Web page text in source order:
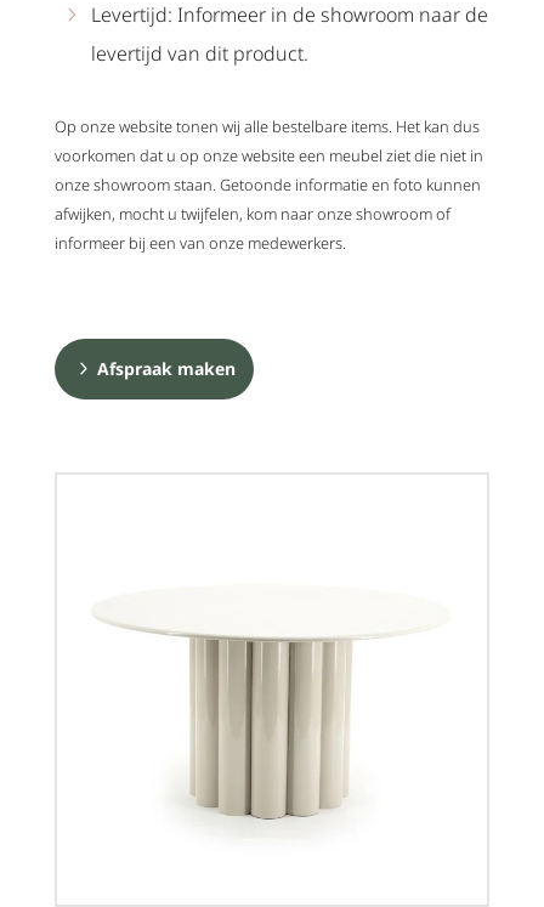
Levertijd: Informeer in de showroom naar de
levertijd van dit product.
Op onze website tonen wij alle bestelbare items. Het kan dus
voorkomen dat u op onze website een meubel ziet die niet in
onze showroom staan. Getoonde informatie en foto kunnen
afwijken, mocht u twijfelen, kom naar onze showroom of
informeer bij een van onze medewerkers.
Afspraak maken